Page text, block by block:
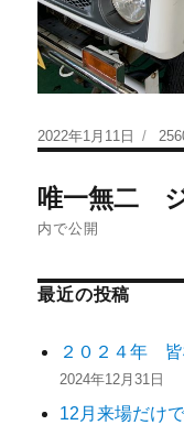
2022年1月11日
唯一無二
内で公開
最近の投稿
２０２４年 皆
2024年12月31日
12月来場だけ